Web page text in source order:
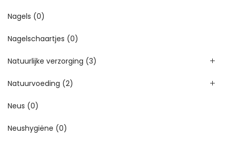
Nagels (0)
Nagelschaartjes (0)
Natuurlijke verzorging (3)
Natuurvoeding (2)
Neus (0)
Neushygiëne (0)